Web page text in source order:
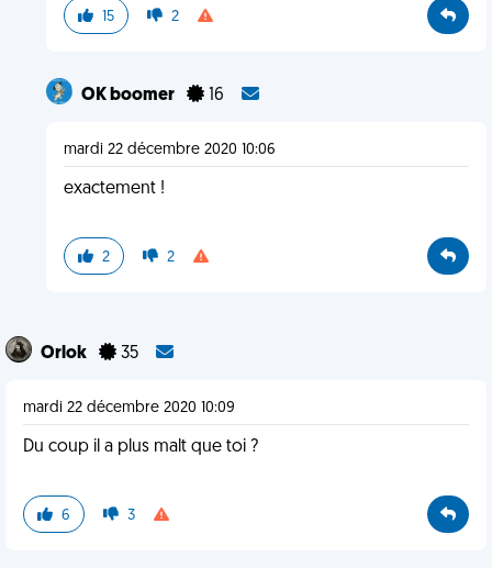
15 2
OK boomer 16
mardi 22 décembre 2020 10:06
exactement !
2 2
Orlok 35
mardi 22 décembre 2020 10:09
Du coup il a plus malt que toi ?
6 3